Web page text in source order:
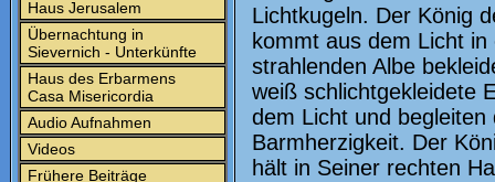
Haus Jerusalem
Übernachtung in
Sievernich - Unterkünfte
Haus des Erbarmens
Casa Misericordia
Audio Aufnahmen
Videos
Frühere Beiträge
Lichtkugeln. Der König
kommt aus dem Licht
strahlenden Albe
weiß schlichtgekleidete
dem Licht und begleiten
Barmherzigkeit. Der
hält in Seiner rechten